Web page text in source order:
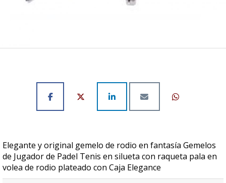
Elegante y original gemelo de rodio en fantasía Gemelos
de Jugador de Padel Tenis en silueta con raqueta pala en
volea de rodio plateado con Caja Elegance